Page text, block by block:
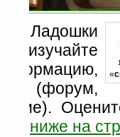
«
на Ладошки
(форум,
ниже на